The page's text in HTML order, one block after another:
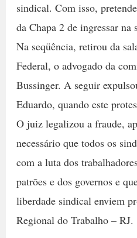
sindical. Com isso,
da Chapa 2 de ingressar na
Na seqüência, retirou da
Federal, o advogado da
Bussinger. A seguir
Eduardo, quando este
O juiz legalizou a fraude,
necessário que todos os
com a luta dos
patrões e dos governos e
liberdade sindical enviem
Regional do Trabalho – RJ.